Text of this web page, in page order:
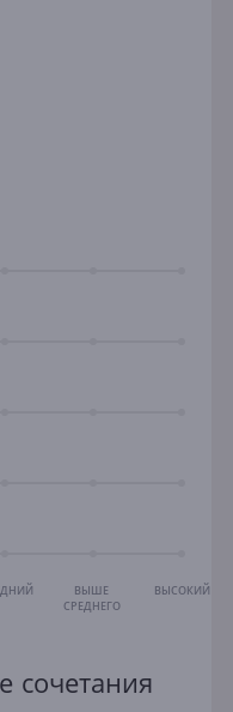
ВЫШЕ
СРЕДНЕГО
ВЫСОКИЙ
сочетания